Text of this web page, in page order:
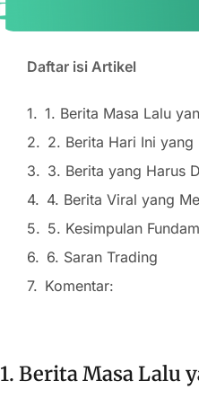
Daftar isi Artikel
1. Berita Masa Lalu
2. Berita Hari Ini
3. Berita yang Harus
4. Berita Viral yang
5. Kesimpulan
6. Saran Trading
Komentar:
1. Berita Masa Lalu